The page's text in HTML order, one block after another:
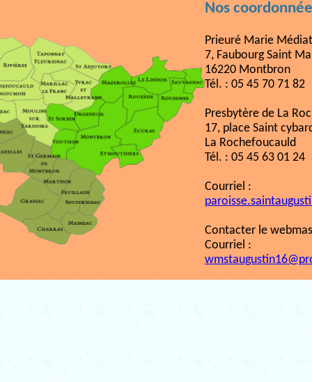
Nos
Prieuré Marie
7, Faubourg Saint
16220 Montbron
Tél. : 05 45 70 71 82
Presbytère de La
17, place Saint
La Rochefoucauld
Tél. : 05 45 63 01 24
Courriel :
Contacter le
Courriel :